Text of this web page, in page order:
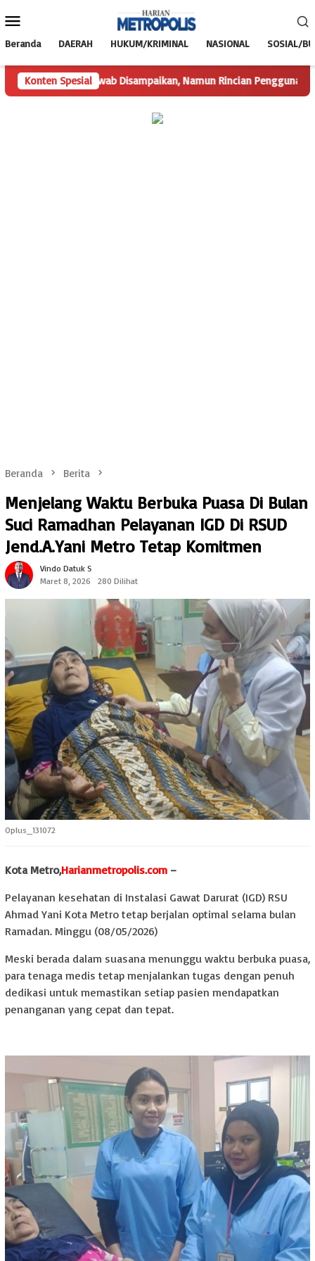
ke
Mobile
Beranda DAERAH HUKUM/KRIMINAL NASIONAL SOSIAL/
Konten Spesial
Hak Jawab Disampaikan, Namun Rincian Penggunaan Dana
Beranda Berita
Menjelang Waktu Berbuka Puasa Di Bulan
Suci Ramadhan Pelayanan IGD Di RSUD
Jend.A.Yani Metro Tetap Komitmen
Vindo Datuk S
Maret 8, 2026
280 Dilihat
Oplus_131072
Kota Metro,Harianmetropolis.com –
Pelayanan kesehatan di Instalasi Gawat Darurat (IGD) RSU
Ahmad Yani Kota Metro tetap berjalan optimal selama bulan
Ramadan. Minggu (08/05/2026)
Meski berada dalam suasana menunggu waktu berbuka puasa,
para tenaga medis tetap menjalankan tugas dengan penuh
dedikasi untuk memastikan setiap pasien mendapatkan
penanganan yang cepat dan tepat.